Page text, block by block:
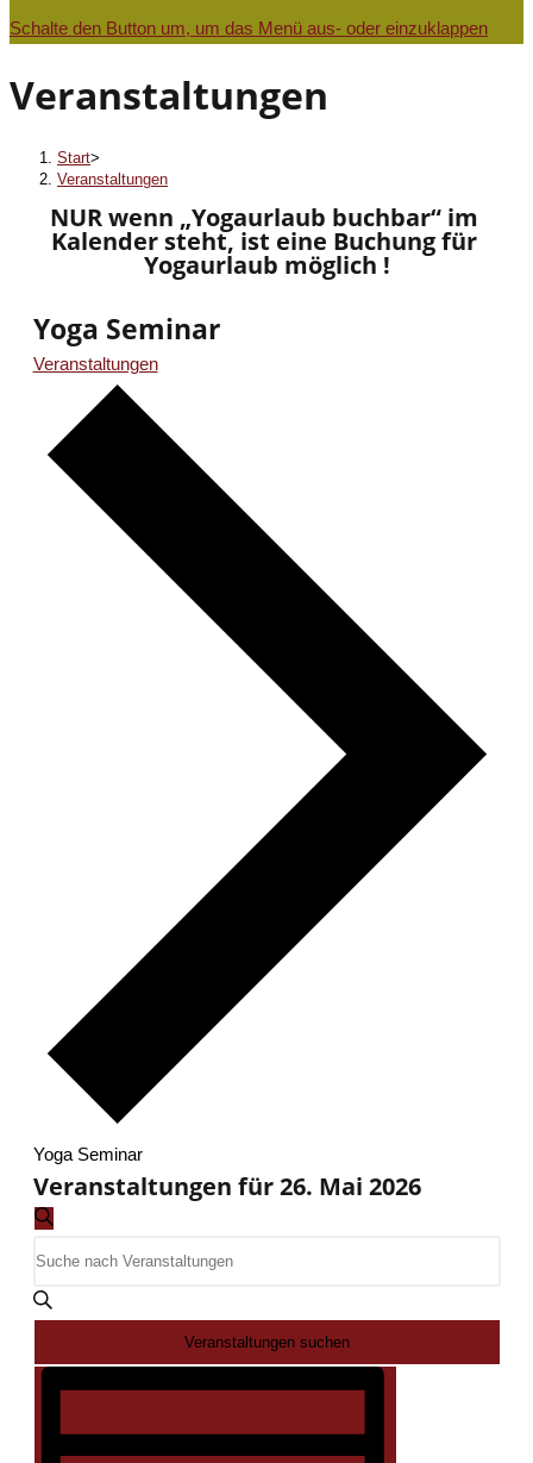
Schalte den Button um, um das Menü aus- oder einzuklappen
Veranstaltungen
Start>
Veranstaltungen
NUR wenn „Yogaurlaub buchbar“ im
Kalender steht, ist eine Buchung für
Yogaurlaub möglich !​
Yoga Seminar
Veranstaltungen
Yoga Seminar
Veranstaltungen für 26. Mai 2026
Veranstaltungen
Suche
und
Ansichten,
Bitte
eingeben.
nach
Veranstaltungen suchen
Veranstaltung
Navigation